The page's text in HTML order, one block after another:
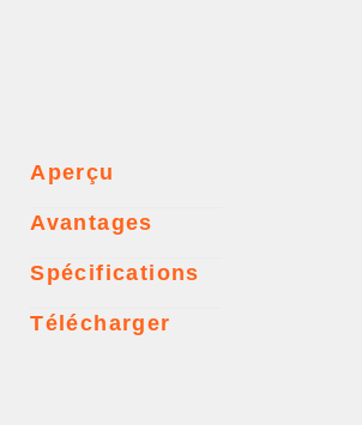
Aperçu
Avantages
Spécifications
Télécharger